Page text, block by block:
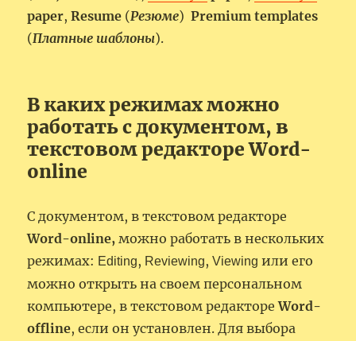
paper,Resume (Резюме)Premium templates
(Платные шаблоны).
В каких режимах можно
работать с документом, в
текстовом редакторе Word-
online
С документом, в текстовом редакторе
Word-online, можно работать в нескольких
режимах: Editing, Reviewing,Viewing или его
можно открыть на своем персональном
компьютере, в текстовом редактореWord-
offline, если он установлен. Для выбора